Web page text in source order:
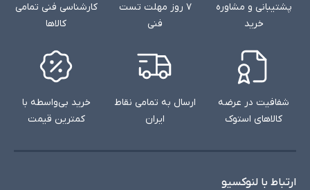
پشتیبانی و مشاوره
خرید
۷ روز مهلت تست
فنی
کارشناسی فنی تمامی
کالاها
شفافیت در عرضه
کالاهای استوک
ارسال به تمامی نقاط
ایران
خرید بی‌واسطه با
کمترین قیمت
ارتباط با لنوکسیو